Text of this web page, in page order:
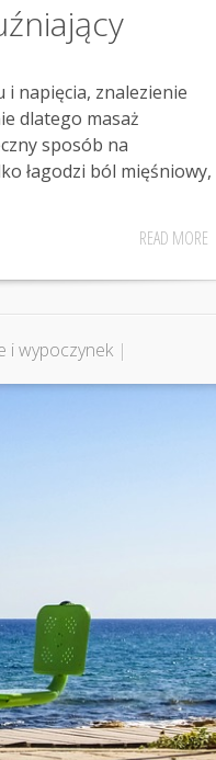
i napięcia, znalezienie
dlatego masaż
sposób na
łagodzi ból mięśniowy,
READ MORE
i wypoczynek |